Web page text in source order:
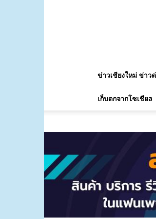
ข่าวเชียงใหม่ ข่าว
เก็บตกจากโซเชียล